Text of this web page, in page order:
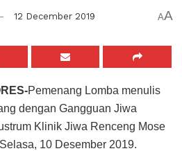
12 December 2019 AA
Pemenang Lomba menulis
dengan Gangguan Jiwa
Klinik Jiwa Renceng Mose
10 Desember 2019.